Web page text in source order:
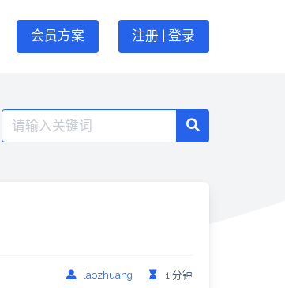
会员方案 注册 | 登录
Search
for:
laozhuang 1 分钟